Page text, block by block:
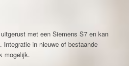
met een Siemens S7 en kan
Integratie in nieuwe of bestaande
mogelijk.